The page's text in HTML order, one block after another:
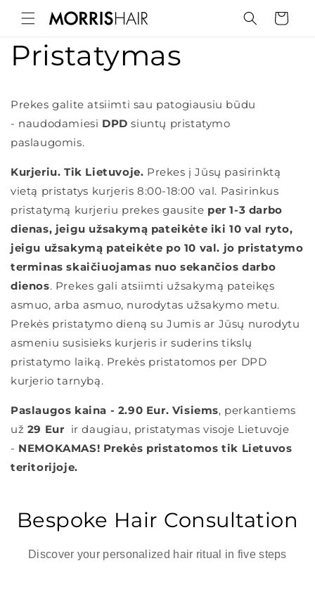
prie
turinio
Krepšelis
Pristatymas
Prekes galite atsiimti sau patogiausiu būdu
- naudodamiesi DPD siuntų pristatymo
paslaugomis.
Kurjeriu. Tik Lietuvoje. Prekes į Jūsų pasirinktą
vietą pristatys kurjeris 8:00-18:00 val. Pasirinkus
pristatymą kurjeriu prekes gausite per 1-3 darbo
dienas, jeigu užsakymą pateikėte iki 10 val ryto,
jeigu užsakymą pateikėte po 10 val. jo pristatymo
terminas skaičiuojamas nuo sekančios darbo
dienos. Prekes gali atsiimti užsakymą pateikęs
asmuo, arba asmuo, nurodytas užsakymo metu.
Prekės pristatymo dieną su Jumis ar Jūsų nurodytu
asmeniu susisieks kurjeris ir suderins tikslų
pristatymo laiką. Prekės pristatomos per DPD
kurjerio tarnybą.
Paslaugos kaina - 2.90 Eur. Visiems, perkantiems
už 29 Eur ir daugiau, pristatymas visoje Lietuvoje
- NEMOKAMAS! Prekės pristatomos tik Lietuvos
teritorijoje.
Bespoke Hair Consultation
Discover your personalized hair ritual in five steps